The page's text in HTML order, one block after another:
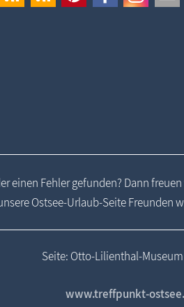
einen Fehler gefunden? Dann
Ostsee-Urlaub-Seite Freunden
Seite: Otto-Lilienthal-
www.treffpunkt-